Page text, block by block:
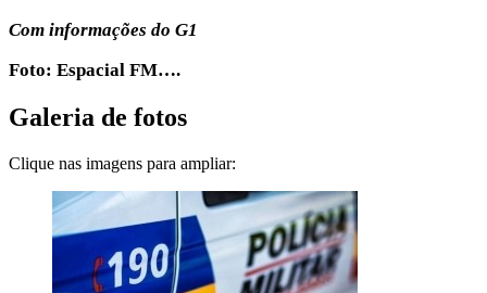
Com informações do G1
Foto: Espacial FM….
Galeria de fotos
Clique nas imagens para ampliar: